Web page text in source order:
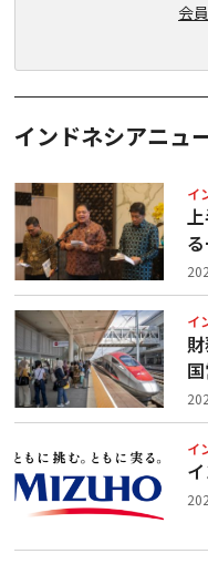
会
インドネシアニュ
イ
イ
イ